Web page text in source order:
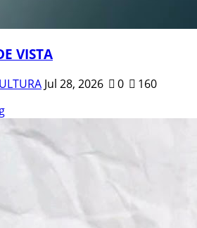
VISTA
Jul 28, 2026 0 160